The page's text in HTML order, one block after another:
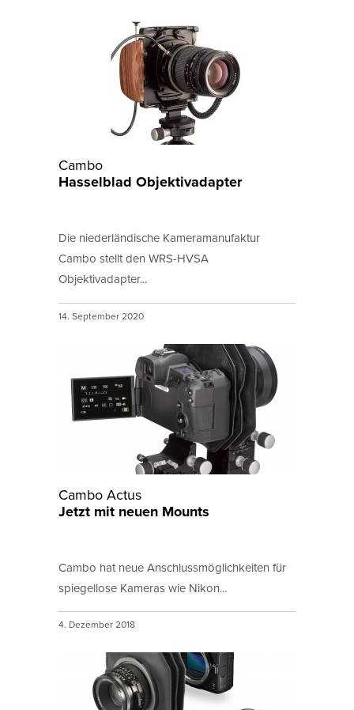
Cambo
Hasselblad Objektivadapter
Die niederländische Kameramanufaktur
Cambo stellt den WRS-HVSA
Objektivadapter...
14. September 2020
Cambo Actus
Jetzt mit neuen Mounts
Cambo hat neue Anschlussmöglichkeiten für
spiegellose Kameras wie Nikon...
4. Dezember 2018